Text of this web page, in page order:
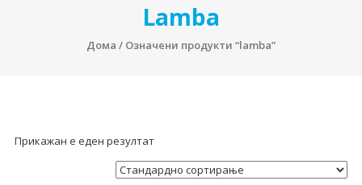
Lamba
Дома / Означени продукти “lamba”
Прикажан е еден резултат